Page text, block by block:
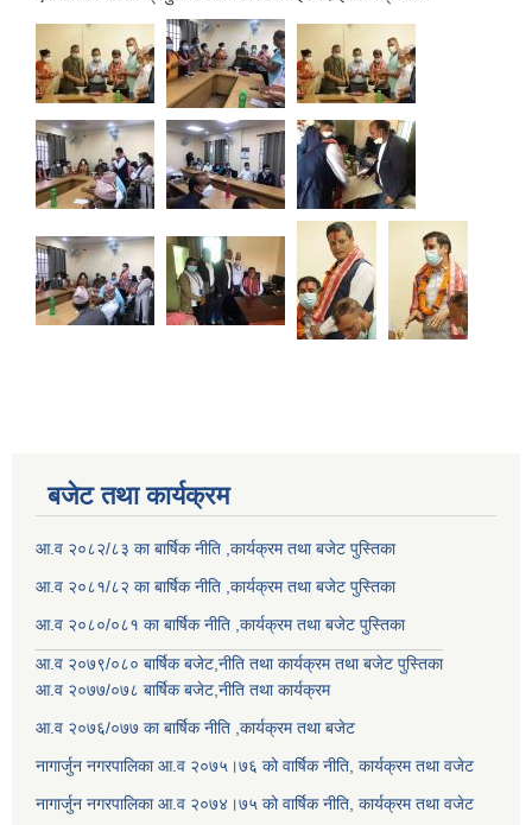
बजेट तथा कार्यक्रम
आ.व २०८२/८३ का बार्षिक नीति ,कार्यक्रम तथा बजेट पुस्तिका
आ.व २०८१/८२ का बार्षिक नीति ,कार्यक्रम तथा बजेट पुस्तिका
आ.व २०८०/०८१ का बार्षिक नीति ,कार्यक्रम तथा बजेट पुस्तिका
आ.व २०७९/०८० बार्षिक बजेट,नीति तथा कार्यक्रम तथा बजेट पुस्तिका
आ.व २०७७/०७८ बार्षिक बजेट,नीति तथा कार्यक्रम
आ.व २०७६/०७७ का बार्षिक नीति ,कार्यक्रम तथा बजेट
नागार्जुन नगरपालिका आ.व २०७५।७६ को वार्षिक नीति, कार्यक्रम तथा वजेट
नागार्जुन नगरपालिका आ.व २०७४।७५ को वार्षिक नीति, कार्यक्रम तथा वजेट